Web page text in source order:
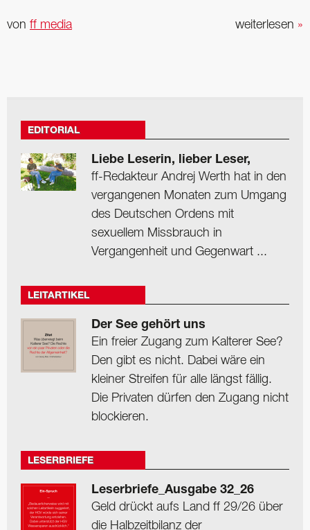
weiterlesen »
von ff media
EDITORIAL
Liebe Leserin, lieber Leser,
ff-Redakteur Andrej Werth hat in den
vergangenen Monaten zum Umgang
des Deutschen Ordens mit
sexuellem Missbrauch in
Vergangenheit und Gegenwart ...
LEITARTIKEL
Der See gehört uns
Ein freier Zugang zum Kalterer See?
Den gibt es nicht. Dabei wäre ein
kleiner Streifen für alle längst fällig.
Die Privaten dürfen den Zugang nicht
blockieren.
LESERBRIEFE
Leserbriefe_Ausgabe 32_26
Geld drückt aufs Land ff 29/26 über
die Halbzeitbilanz der